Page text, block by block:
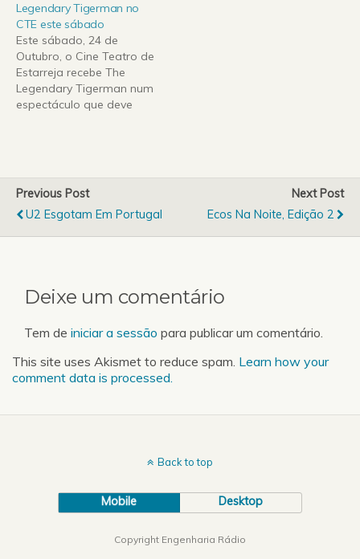
Dezembro.Paulo Furtado
anda na estrada a
promover o seu último
álbum intitulado
"Femina", lançado em
Setembro, que conta com
a colaboração de Asia
Legendary Tigerman no
CTE este sábado
Este sábado, 24 de
Outubro, o Cine Teatro de
Estarreja recebe The
Legendary Tigerman num
espectáculo que deve
para este espectáculo
dão direito a entrada
isenta de consumo
obrigatório no Bar CTE
Previous Post
U2 Esgotam Em Portugal
Next Post
Ecos Na Noite, Edição 2
Deixe um comentário
Tem de iniciar a sessão para publicar um comentário.
This site uses Akismet to reduce spam. Learn how your
comment data is processed.
Back to top
Mobile Desktop
Copyright Engenharia Rádio